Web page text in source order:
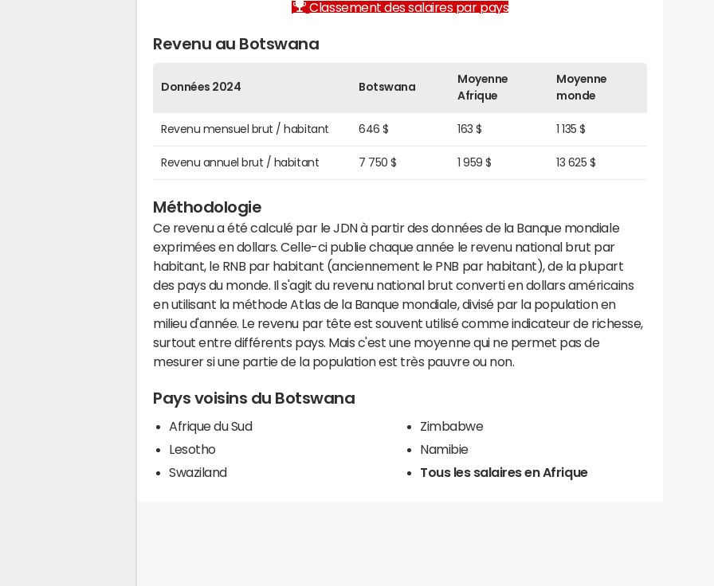
Classement des salaires par pays
Revenu au Botswana
Données 2024 Botswana
Moyenne
Afrique
Moyenne
monde
Revenu mensuel brut / habitant 646 $ 163 $ 1 135 $
Revenu annuel brut / habitant 7 750 $ 1 959 $ 13 625 $
Méthodologie
Ce revenu a été calculé par le JDN à partir des données de la Banque mondiale
exprimées en dollars. Celle-ci publie chaque année le revenu national brut par
habitant, le RNB par habitant (anciennement le PNB par habitant), de la plupart
des pays du monde. Il s'agit du revenu national brut converti en dollars américains
en utilisant la méthode Atlas de la Banque mondiale, divisé par la population en
milieu d'année. Le revenu par tête est souvent utilisé comme indicateur de richesse,
surtout entre différents pays. Mais c'est une moyenne qui ne permet pas de
mesurer si une partie de la population est très pauvre ou non.
Pays voisins du Botswana
Afrique du Sud
Lesotho
Swaziland
Zimbabwe
Namibie
Tous les salaires en Afrique